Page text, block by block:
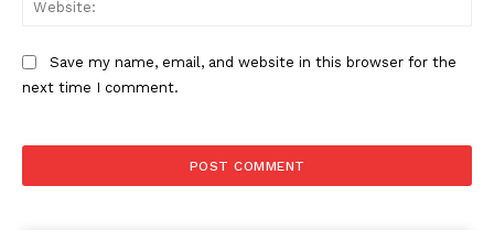
Save my name, email, and website in this browser for the
next time I comment.